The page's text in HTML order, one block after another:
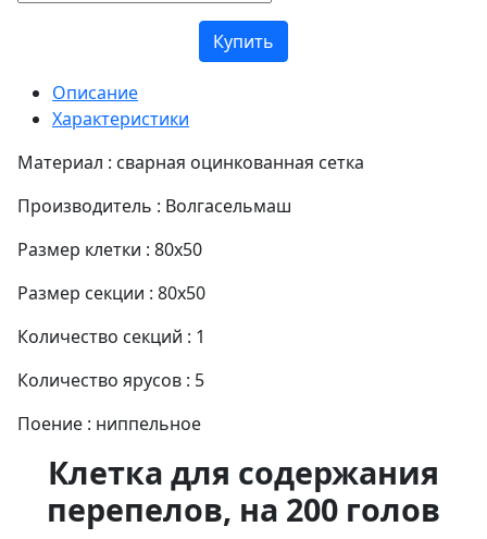
Купить
Описание
Характеристики
Материал : сварная оцинкованная сетка
Производитель : Волгасельмаш
Размер клетки : 80x50
Размер секции : 80x50
Количество секций : 1
Количество ярусов : 5
Поение : ниппельное
Клетка для содержания
перепелов, на 200 голов